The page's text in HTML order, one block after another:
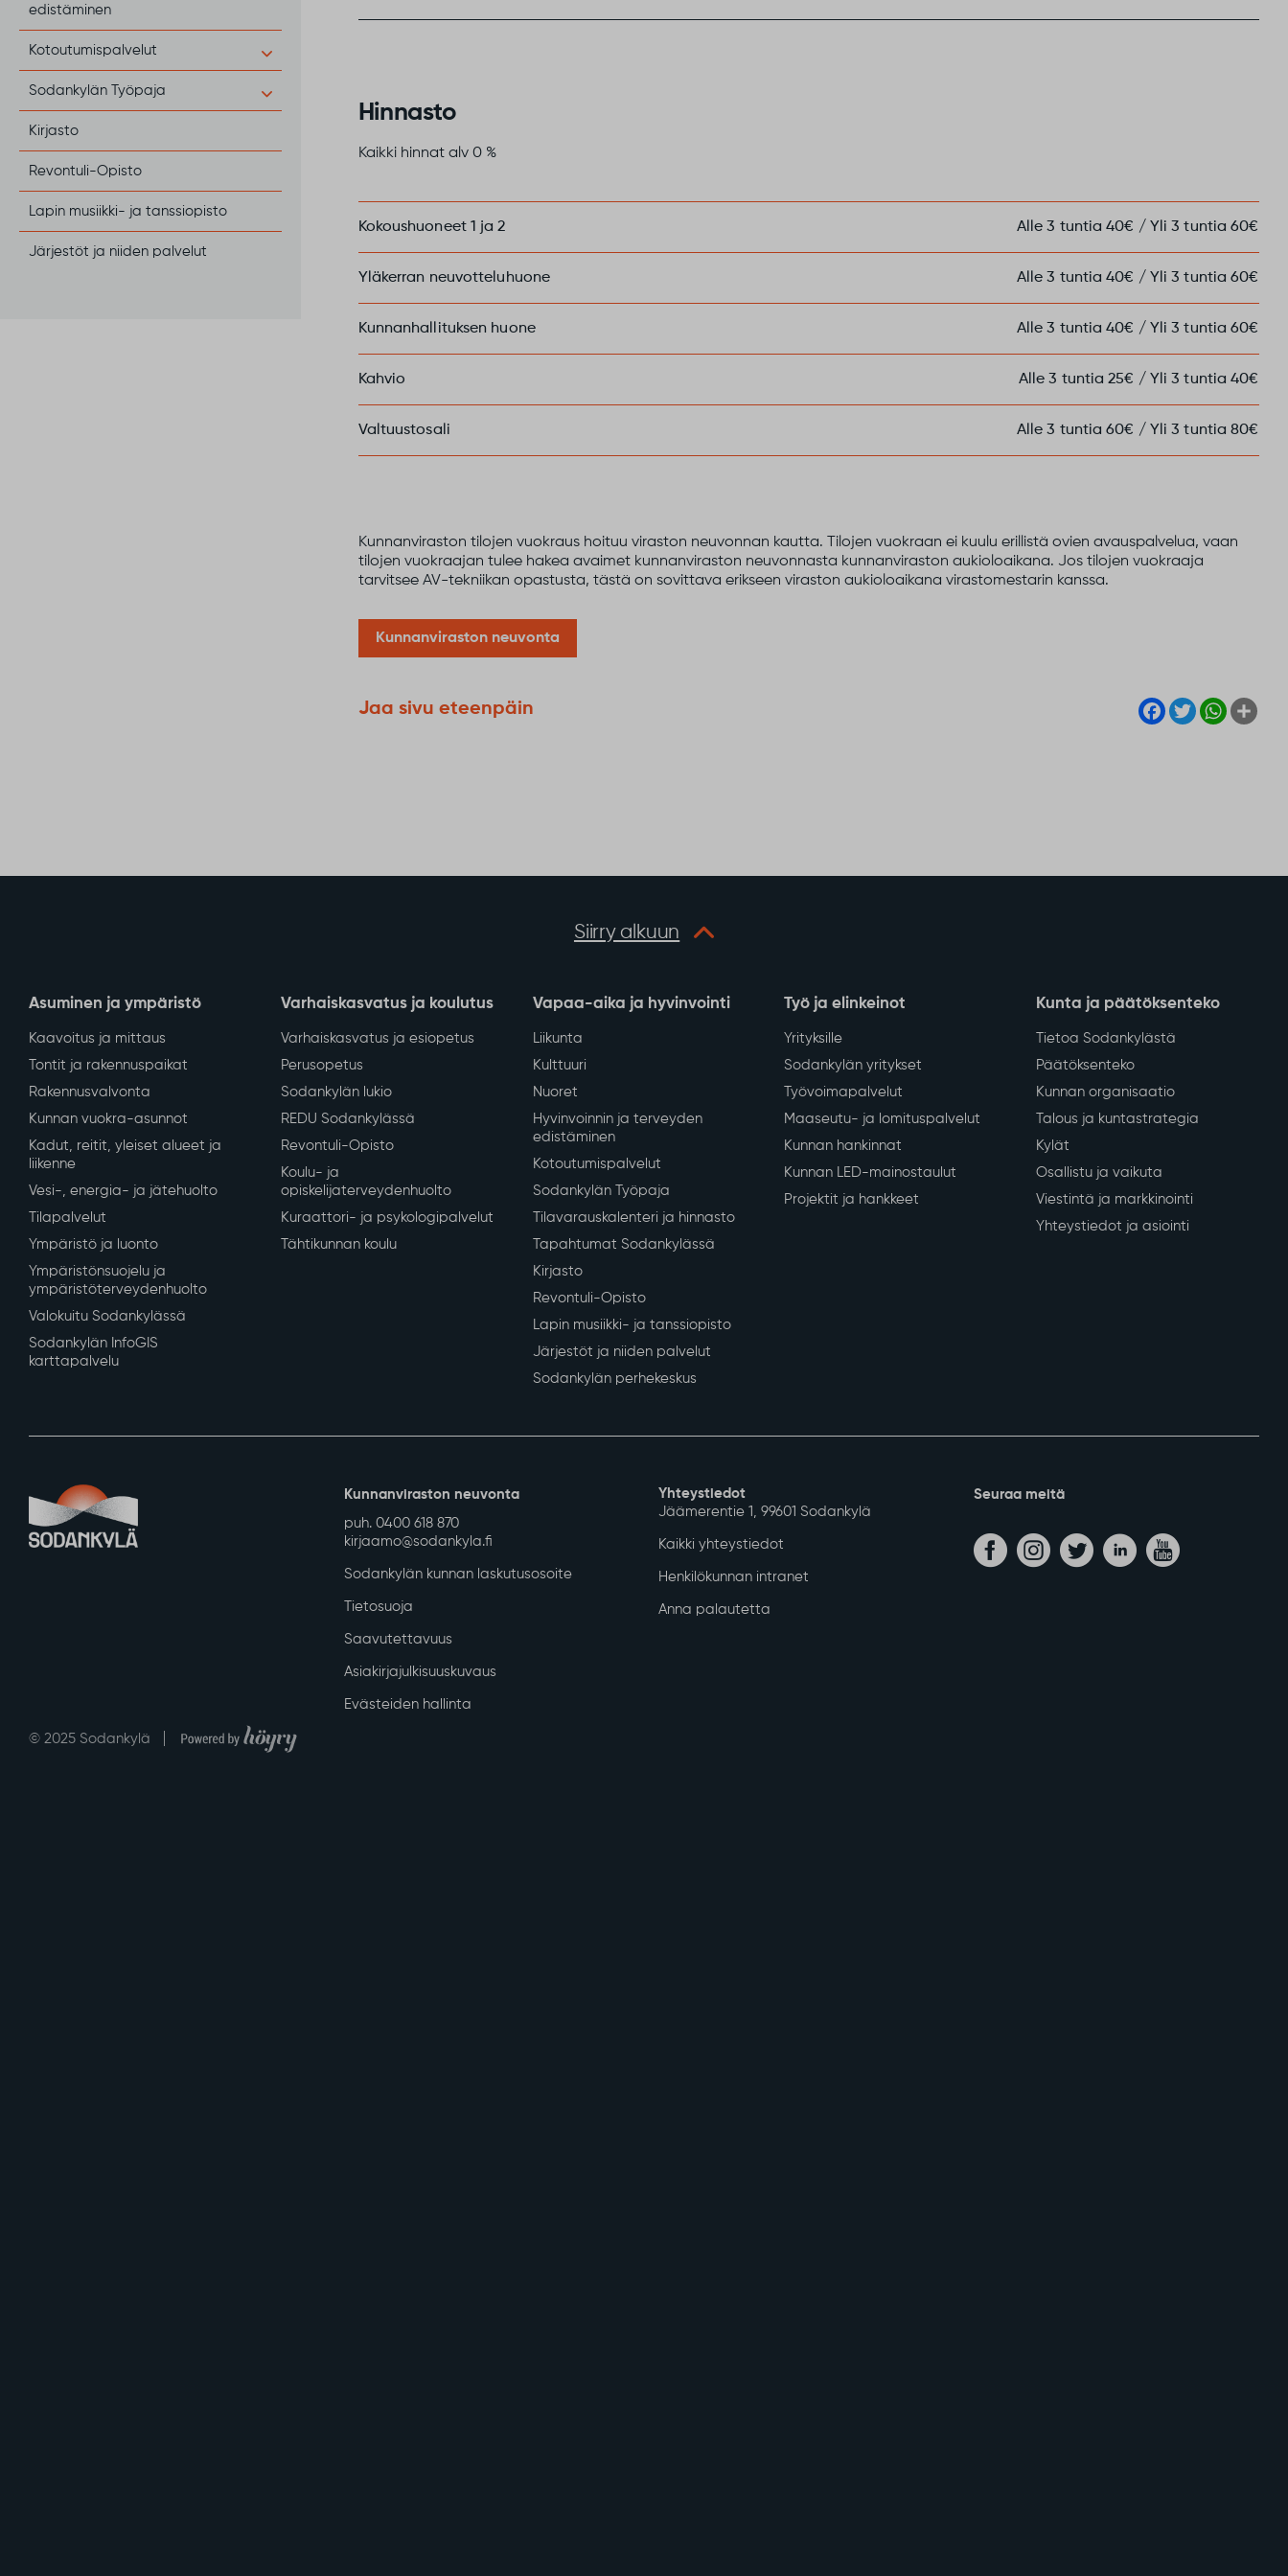
edistäminen
Kotoutumispalvelut
Sodankylän Työpaja
Kirjasto
Revontuli-Opisto
Lapin musiikki- ja tanssiopisto
Järjestöt ja niiden palvelut
Hinnasto
Kaikki hinnat alv 0 %
Kokoushuoneet 1 ja 2 Alle 3 tuntia 40€ / Yli 3 tuntia 60€
Yläkerran neuvotteluhuone Alle 3 tuntia 40€ / Yli 3 tuntia 60€
Kunnanhallituksen huone Alle 3 tuntia 40€ / Yli 3 tuntia 60€
Kahvio Alle 3 tuntia 25€ / Yli 3 tuntia 40€
Valtuustosali Alle 3 tuntia 60€ / Yli 3 tuntia 80€
Kunnanviraston tilojen vuokraus hoituu viraston neuvonnan kautta. Tilojen vuokraan ei kuulu erillistä ovien avauspalvelua, vaan
tilojen vuokraajan tulee hakea avaimet kunnanviraston neuvonnasta kunnanviraston aukioloaikana. Jos tilojen vuokraaja
tarvitsee AV-tekniikan opastusta, tästä on sovittava erikseen viraston aukioloaikana virastomestarin kanssa.
Kunnanviraston neuvonta
Jaa sivu eteenpäin Facebook
Twitter
Siirry alkuun
Asuminen ja ympäristö
Kaavoitus ja mittaus
Tontit ja rakennuspaikat
Rakennusvalvonta
Kunnan vuokra-asunnot
Kadut, reitit, yleiset alueet ja
liikenne
Vesi-, energia- ja jätehuolto
Tilapalvelut
Ympäristö ja luonto
Ympäristönsuojelu ja
ympäristöterveydenhuolto
Valokuitu Sodankylässä
Sodankylän InfoGIS
karttapalvelu
Varhaiskasvatus ja koulutus
Varhaiskasvatus ja esiopetus
Perusopetus
Sodankylän lukio
REDU Sodankylässä
Revontuli-Opisto
Koulu- ja
opiskelijaterveydenhuolto
Kuraattori- ja psykologipalvelut
Tähtikunnan koulu
Vapaa-aika ja hyvinvointi
Liikunta
Kulttuuri
Nuoret
Hyvinvoinnin ja terveyden
edistäminen
Kotoutumispalvelut
Sodankylän Työpaja
Tilavarauskalenteri ja hinnasto
Tapahtumat Sodankylässä
Kirjasto
Revontuli-Opisto
Lapin musiikki- ja tanssiopisto
Järjestöt ja niiden palvelut
Sodankylän perhekeskus
Työ ja elinkeinot
Yrityksille
Sodankylän yritykset
Työvoimapalvelut
Maaseutu- ja lomituspalvelut
Kunnan hankinnat
Kunnan LED-mainostaulut
Projektit ja hankkeet
Kunta ja päätöksenteko
Tietoa Sodankylästä
Päätöksenteko
Kunnan organisaatio
Talous ja kuntastrategia
Kylät
Osallistu ja vaikuta
Viestintä ja markkinointi
Yhteystiedot ja asiointi
Kunnanviraston neuvonta
puh. 0400 618 870
kirjaamo@sodankyla.fi
Sodankylän kunnan laskutusosoite
Tietosuoja
Saavutettavuus
Asiakirjajulkisuuskuvaus
Evästeiden hallinta
Yhteystiedot
Jäämerentie 1, 99601 Sodankylä
Kaikki yhteystiedot
Henkilökunnan intranet
Anna palautetta
Seuraa meitä
© 2025 Sodankylä